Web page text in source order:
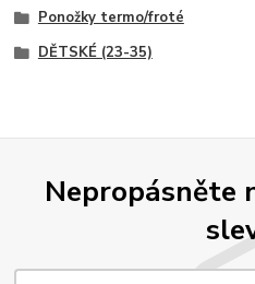
Ponožky termo/froté
DĚTSKÉ (23-35)
Nepropásněte